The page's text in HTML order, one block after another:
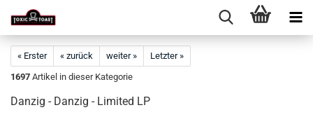
« Erster « zurück weiter »
Letzter »
1697 Artikel in dieser Kategorie
Danzig - Danzig - Limited LP